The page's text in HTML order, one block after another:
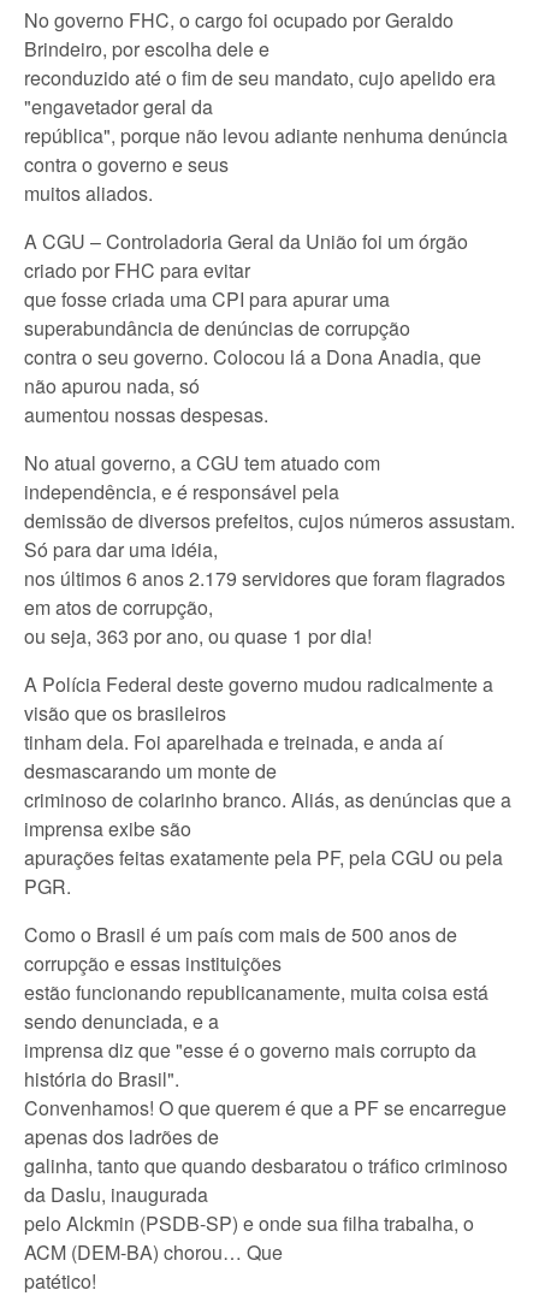
No governo FHC, o cargo foi ocupado por Geraldo
Brindeiro, por escolha dele e
reconduzido até o fim de seu mandato, cujo apelido era
"engavetador geral da
república", porque não levou adiante nenhuma denúncia
contra o governo e seus
muitos aliados.
A CGU – Controladoria Geral da União foi um órgão
criado por FHC para evitar
que fosse criada uma CPI para apurar uma
superabundância de denúncias de corrupção
contra o seu governo. Colocou lá a Dona Anadia, que
não apurou nada, só
aumentou nossas despesas.
No atual governo, a CGU tem atuado com
independência, e é responsável pela
demissão de diversos prefeitos, cujos números assustam.
Só para dar uma idéia,
nos últimos 6 anos 2.179 servidores que foram flagrados
em atos de corrupção,
ou seja, 363 por ano, ou quase 1 por dia!
A Polícia Federal deste governo mudou radicalmente a
visão que os brasileiros
tinham dela. Foi aparelhada e treinada, e anda aí
desmascarando um monte de
criminoso de colarinho branco. Aliás, as denúncias que a
imprensa exibe são
apurações feitas exatamente pela PF, pela CGU ou pela
PGR.
Como o Brasil é um país com mais de 500 anos de
corrupção e essas instituições
estão funcionando republicanamente, muita coisa está
sendo denunciada, e a
imprensa diz que "esse é o governo mais corrupto da
história do Brasil".
Convenhamos! O que querem é que a PF se encarregue
apenas dos ladrões de
galinha, tanto que quando desbaratou o tráfico criminoso
da Daslu, inaugurada
pelo Alckmin (PSDB-SP) e onde sua filha trabalha, o
ACM (DEM-BA) chorou… Que
patético!